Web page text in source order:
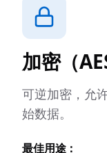
加密（
可逆加密，允
始数据。
最佳用途：